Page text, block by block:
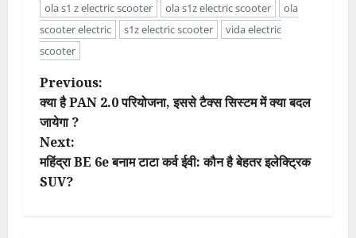
ola s1 z electric scooter
ola s1z electric scooter
ola
scooter electric
s1z electric scooter
vida electric
scooter
P
o
s
t
Previous:
क्या है PAN 2.0 परियोजना, इससे टैक्स सिस्टम में क्या बदल
जायेगा ?
Next:
महिंद्रा BE 6e बनाम टाटा कर्व ईवी: कौन है बेहतर इलेक्ट्रिक
SUV?